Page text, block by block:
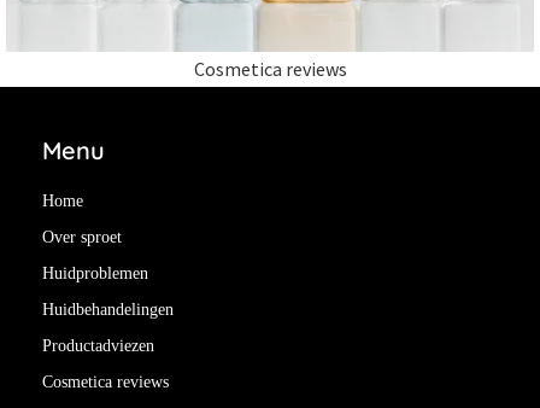
Cosmetica reviews
Menu
Home
Over sproet
Huidproblemen
Huidbehandelingen
Productadviezen
Cosmetica reviews